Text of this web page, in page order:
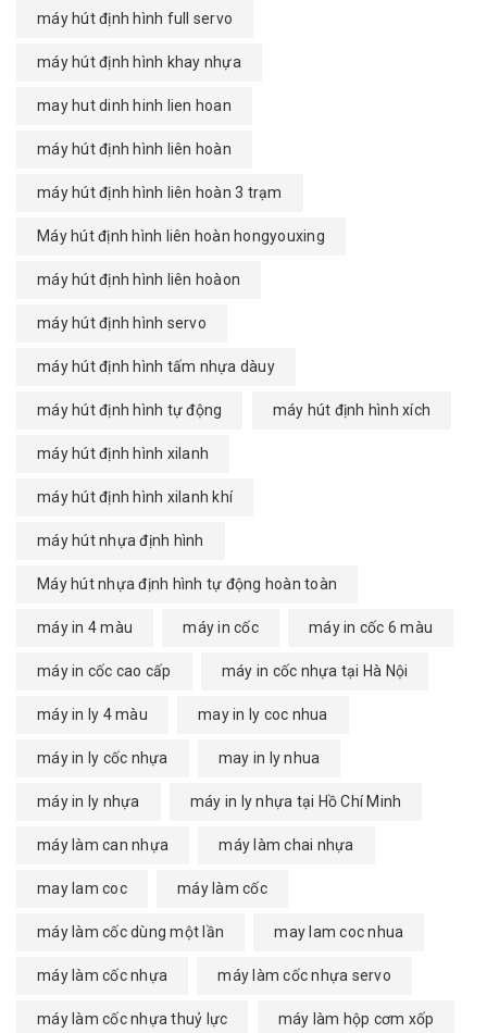
máy hút định hình full servo
máy hút định hình khay nhựa
may hut dinh hinh lien hoan
máy hút định hình liên hoàn
máy hút định hình liên hoàn 3 trạm
Máy hút định hình liên hoàn hongyouxing
máy hút định hình liên hoàon
máy hút định hình servo
máy hút định hình tấm nhựa dàuy
máy hút định hình tự động máy hút định hình xích
máy hút định hình xilanh
máy hút định hình xilanh khí
máy hút nhựa định hình
Máy hút nhựa định hình tự động hoàn toàn
máy in 4 màu máy in cốc máy in cốc 6 màu
máy in cốc cao cấp máy in cốc nhựa tại Hà Nội
máy in ly 4 màu may in ly coc nhua
máy in ly cốc nhựa may in ly nhua
máy in ly nhựa máy in ly nhựa tại Hồ Chí Minh
máy làm can nhựa máy làm chai nhựa
may lam coc máy làm cốc
máy làm cốc dùng một lần may lam coc nhua
máy làm cốc nhựa máy làm cốc nhựa servo
máy làm cốc nhựa thuỷ lực máy làm hộp cơm xốp